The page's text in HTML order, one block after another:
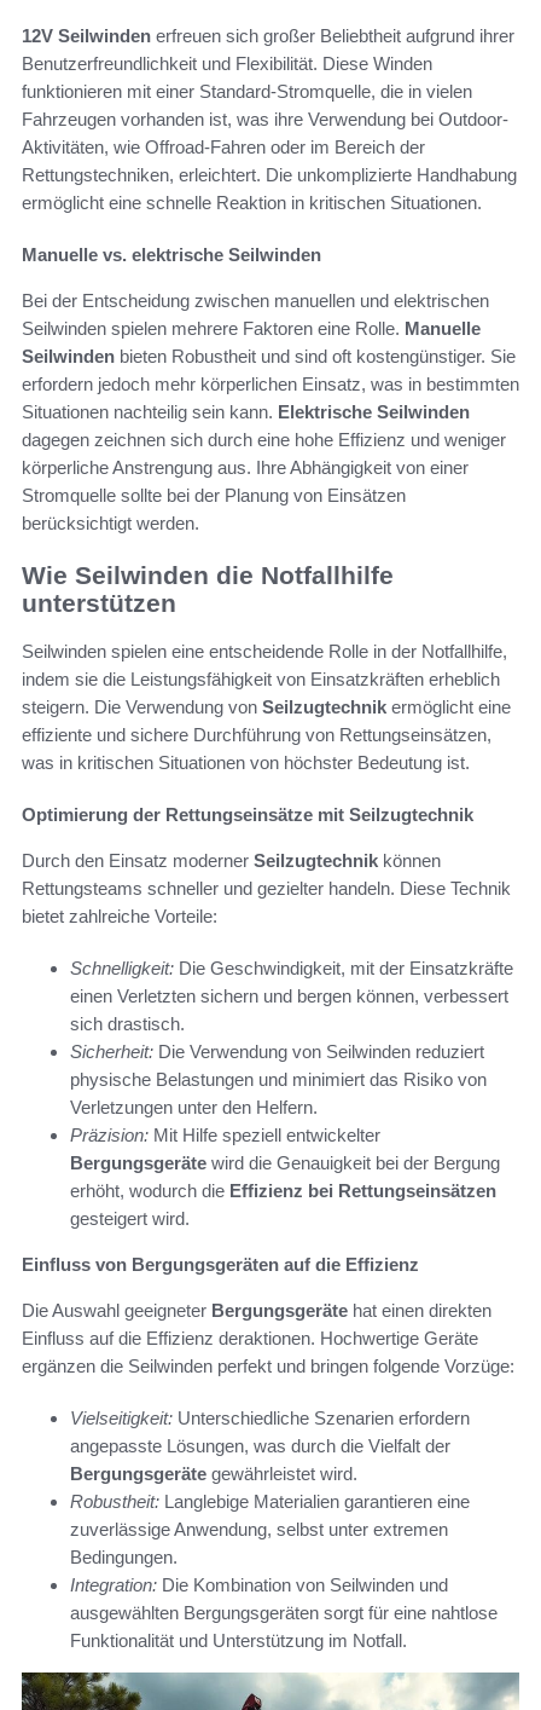
12V Seilwinden erfreuen sich großer Beliebtheit aufgrund ihrer
Benutzerfreundlichkeit und Flexibilität. Diese Winden
funktionieren mit einer Standard-Stromquelle, die in vielen
Fahrzeugen vorhanden ist, was ihre Verwendung bei Outdoor-
Aktivitäten, wie Offroad-Fahren oder im Bereich der
Rettungstechniken, erleichtert. Die unkomplizierte Handhabung
ermöglicht eine schnelle Reaktion in kritischen Situationen.
Manuelle vs. elektrische Seilwinden
Bei der Entscheidung zwischen manuellen und elektrischen
Seilwinden spielen mehrere Faktoren eine Rolle. Manuelle
Seilwinden bieten Robustheit und sind oft kostengünstiger. Sie
erfordern jedoch mehr körperlichen Einsatz, was in bestimmten
Situationen nachteilig sein kann. Elektrische Seilwinden
dagegen zeichnen sich durch eine hohe Effizienz und weniger
körperliche Anstrengung aus. Ihre Abhängigkeit von einer
Stromquelle sollte bei der Planung von Einsätzen
berücksichtigt werden.
Wie Seilwinden die Notfallhilfe
unterstützen
Seilwinden spielen eine entscheidende Rolle in der Notfallhilfe,
indem sie die Leistungsfähigkeit von Einsatzkräften erheblich
steigern. Die Verwendung von Seilzugtechnik ermöglicht eine
effiziente und sichere Durchführung von Rettungseinsätzen,
was in kritischen Situationen von höchster Bedeutung ist.
Optimierung der Rettungseinsätze mit Seilzugtechnik
Durch den Einsatz moderner Seilzugtechnik können
Rettungsteams schneller und gezielter handeln. Diese Technik
bietet zahlreiche Vorteile:
Schnelligkeit: Die Geschwindigkeit, mit der Einsatzkräfte
einen Verletzten sichern und bergen können, verbessert
sich drastisch.
Sicherheit: Die Verwendung von Seilwinden reduziert
physische Belastungen und minimiert das Risiko von
Verletzungen unter den Helfern.
Präzision: Mit Hilfe speziell entwickelter
Bergungsgeräte wird die Genauigkeit bei der Bergung
erhöht, wodurch die Effizienz bei Rettungseinsätzen
gesteigert wird.
Einfluss von Bergungsgeräten auf die Effizienz
Die Auswahl geeigneter Bergungsgeräte hat einen direkten
Einfluss auf die Effizienz deraktionen. Hochwertige Geräte
ergänzen die Seilwinden perfekt und bringen folgende Vorzüge:
Vielseitigkeit: Unterschiedliche Szenarien erfordern
angepasste Lösungen, was durch die Vielfalt der
Bergungsgeräte gewährleistet wird.
Robustheit: Langlebige Materialien garantieren eine
zuverlässige Anwendung, selbst unter extremen
Bedingungen.
Integration: Die Kombination von Seilwinden und
ausgewählten Bergungsgeräten sorgt für eine nahtlose
Funktionalität und Unterstützung im Notfall.